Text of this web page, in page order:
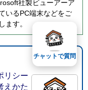
社製ビューアーア
いるPC端末などをご
ます。
リシー
えかた
チャットで質問